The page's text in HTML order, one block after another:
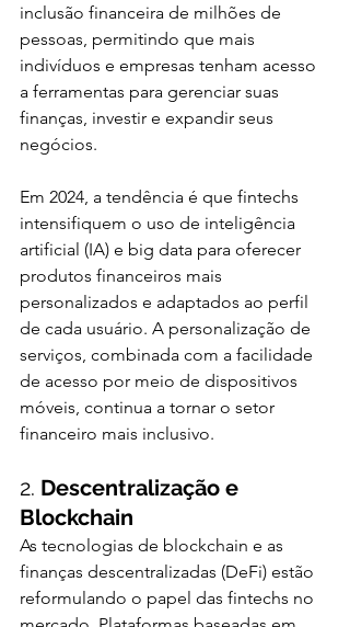
inclusão financeira de milhões de
pessoas, permitindo que mais
indivíduos e empresas tenham acesso
a ferramentas para gerenciar suas
finanças, investir e expandir seus
negócios.
Em 2024, a tendência é que fintechs
intensifiquem o uso de inteligência
artificial (IA) e big data para oferecer
produtos financeiros mais
personalizados e adaptados ao perfil
de cada usuário. A personalização de
serviços, combinada com a facilidade
de acesso por meio de dispositivos
móveis, continua a tornar o setor
financeiro mais inclusivo.
2. Descentralização e
Blockchain
As tecnologias de blockchain e as
finanças descentralizadas (DeFi) estão
reformulando o papel das fintechs no